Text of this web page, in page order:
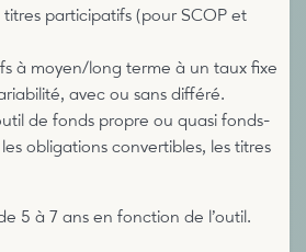
participatifs (pour SCOP et
à moyen/long terme à un taux fixe
avec ou sans différé.
de fonds propre ou quasi fonds-
obligations convertibles, les titres
5 à 7 ans en fonction de l’outil.